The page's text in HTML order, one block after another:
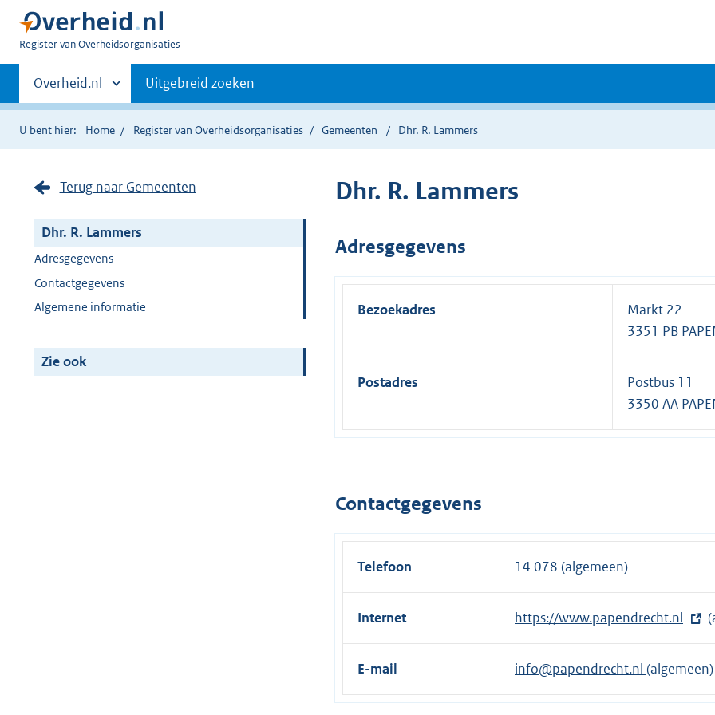
U
Register van Overheidsorganisaties
Primaire
navigatie
Andere
sites
binnen
Overheid.nl Uitgebreid zoeken
U bent hier: Home Register van Overheidsorganisaties Gemeenten Dhr. R. Lammers
Terug naar Gemeenten
Dhr. R. Lammers
Adresgegevens
Contactgegevens
Algemene informatie
Zie ook
Dhr. R. Lammers
Adresgegevens
Bezoekadres
Markt 22
3351 PB
Postadres
Postbus 11
3350 AA
Contactgegevens
Telefoon 14 078 (algemeen)
Internet
E
x
t
r
https://www.papendrecht.nl
E-mail info@papendrecht.nl (algemeen)